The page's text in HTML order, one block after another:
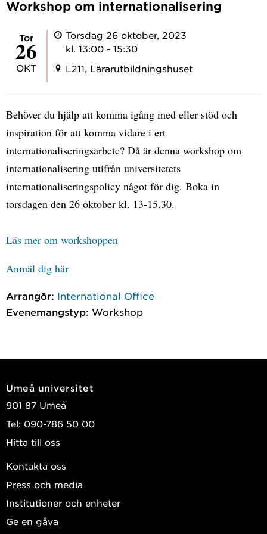
Workshop om internationalisering
tor
26
OKT
Torsdag 26 oktober, 2023
kl. 13:00 - 15:30
L211, Lärarutbildningshuset
Behöver du hjälp att komma igång med eller stöd och
inspiration för att komma vidare i ert
internationaliseringsarbete? Då är denna workshop om
internationalisering utifrån universitetets
internationaliseringspolicy något för dig. Boka in
torsdagen den 26 oktober kl. 13-15.30.
Läs mer om workshoppen
Anmäl dig här
Arrangör: International Office
Evenemangstyp: Workshop
Umeå universitet
901 87 Umeå
Tel: 090-786 50 00
Hitta till oss
Kontakta oss
Press och media
Institutioner och enheter
Ge en gåva